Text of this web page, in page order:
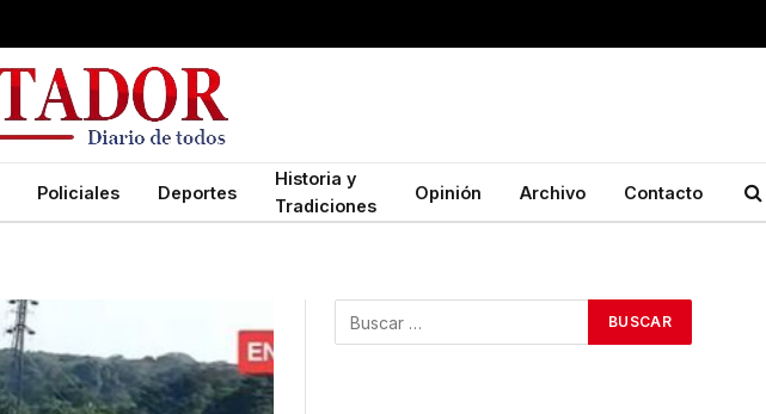
Policiales Deportes
Historia y
Tradiciones
Opinión Archivo Contacto